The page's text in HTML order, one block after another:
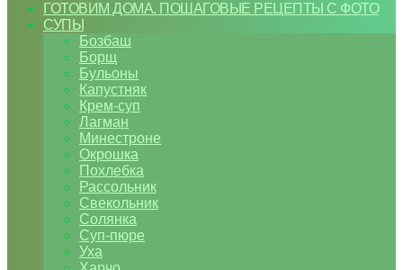
ГОТОВИМ ДОМА. ПОШАГОВЫЕ РЕЦЕПТЫ С ФОТО
СУПЫ
Бозбаш
Борщ
Бульоны
Капустняк
Крем-суп
Лагман
Минестроне
Окрошка
Похлебка
Рассольник
Свекольник
Солянка
Суп-пюре
Уха